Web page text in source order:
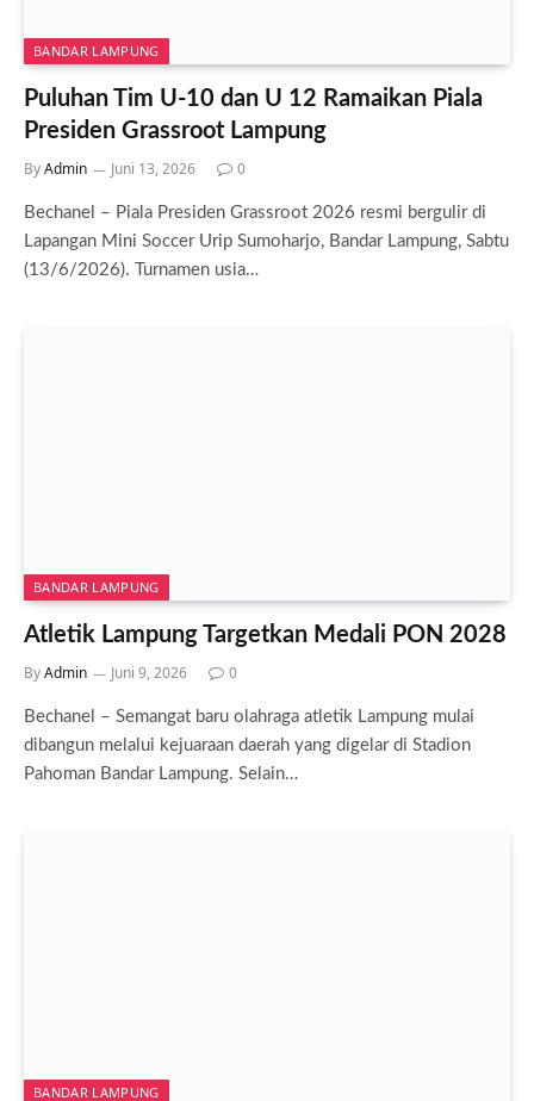
BANDAR LAMPUNG
Puluhan Tim U-10 dan U 12 Ramaikan Piala
Presiden Grassroot Lampung
ByAdmin Juni 13, 2026 0
Bechanel – Piala Presiden Grassroot 2026 resmi bergulir di
Lapangan Mini Soccer Urip Sumoharjo, Bandar Lampung, Sabtu
(13/6/2026). Turnamen usia…
BANDAR LAMPUNG
Atletik Lampung Targetkan Medali PON 2028
ByAdmin Juni 9, 2026 0
Bechanel – Semangat baru olahraga atletik Lampung mulai
dibangun melalui kejuaraan daerah yang digelar di Stadion
Pahoman Bandar Lampung. Selain…
BANDAR LAMPUNG